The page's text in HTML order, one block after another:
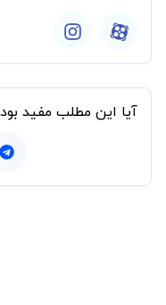
آیا این مطلب مفید